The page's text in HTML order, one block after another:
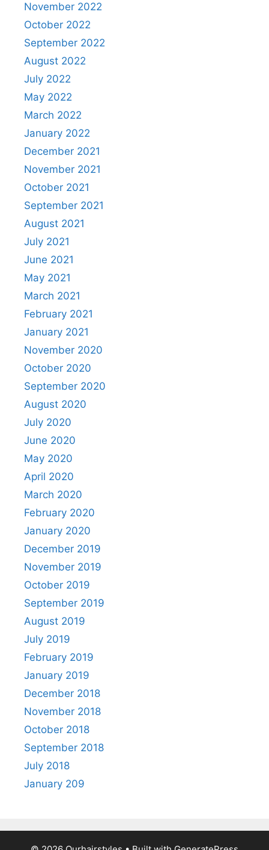
November 2022
October 2022
September 2022
August 2022
July 2022
May 2022
March 2022
January 2022
December 2021
November 2021
October 2021
September 2021
August 2021
July 2021
June 2021
May 2021
March 2021
February 2021
January 2021
November 2020
October 2020
September 2020
August 2020
July 2020
June 2020
May 2020
April 2020
March 2020
February 2020
January 2020
December 2019
November 2019
October 2019
September 2019
August 2019
July 2019
February 2019
January 2019
December 2018
November 2018
October 2018
September 2018
July 2018
January 209